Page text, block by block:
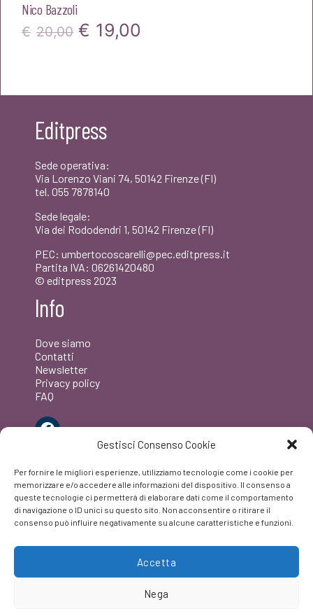
Gestisci Consenso Cookie
Per fornire le migliori esperienze, utilizziamo tecnologie come i cookie per
memorizzare e/o accedere alle informazioni del dispositivo. Il consenso a
queste tecnologie ci permetterà di elaborare dati come il comportamento
di navigazione o ID unici su questo sito. Non acconsentire o ritirare il
consenso può influire negativamente su alcune caratteristiche e funzioni.
Accetta
Nega
Nico Bazzoli
€ 20,00 Il
€20,00.
€ 19,00
Editpress
Sede operativa:
Via Lorenzo Viani 74, 50142 Firenze (FI)
tel. 055 7878140
Sede legale:
Via dei Rododendri 1, 50142 Firenze (FI)
PEC: umbertocoscarelli@pec.editpress.it
Partita IVA: 06261420480
© editpress 2023
Info
Dove siamo
Contatti
Newsletter
Privacy policy
FAQ